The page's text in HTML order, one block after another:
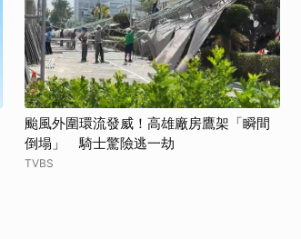
颱風外圍環流發威！高雄廠房鷹架「瞬間
倒塌」 騎士驚險逃一劫
TVBS